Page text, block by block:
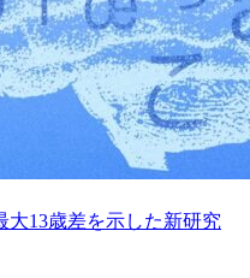
13歳差を示した新研究